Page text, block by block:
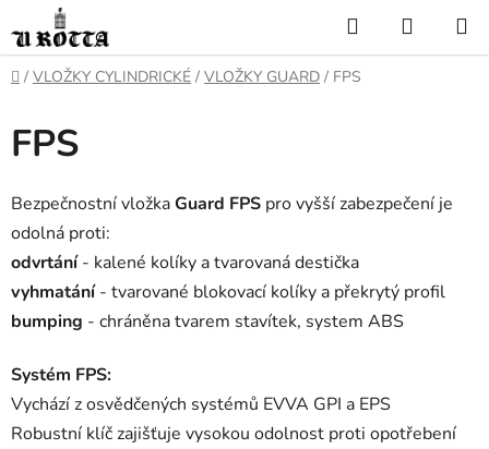
na
obsah
Hledat
KOŠÍK
DOMŮ
/ VLOŽKY CYLINDRICKÉ / VLOŽKY GUARD / FPS
FPS
Bezpečnostní vložkaGuard FPS pro vyšší zabezpečení je
odolná proti:
odvrtání- kalené kolíky a tvarovaná destička
vyhmatání- tvarované blokovací kolíky a překrytý profil
bumping - chráněna tvarem stavítek, system ABS
Systém FPS:
Vychází z osvědčených systémů EVVA GPI a EPS
Robustní klíč zajišťuje vysokou odolnost proti opotřebení